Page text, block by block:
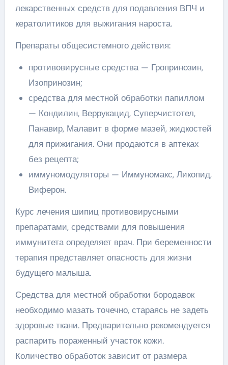
лекарственных средств для подавления ВПЧ и
кератолитиков для выжигания нароста.
Препараты общесистемного действия:
противовирусные средства — Гропринозин,
Изопринозин;
средства для местной обработки папиллом
— Кондилин, Веррукацид, Суперчистотел,
Панавир, Малавит в форме мазей, жидкостей
для прижигания. Они продаются в аптеках
без рецепта;
иммуномодуляторы — Иммуномакс, Ликопид,
Виферон.
Курс лечения шипиц противовирусными
препаратами, средствами для повышения
иммунитета определяет врач. При беременности
терапия представляет опасность для жизни
будущего малыша.
Средства для местной обработки бородавок
необходимо мазать точечно, стараясь не задеть
здоровые ткани. Предварительно рекомендуется
распарить пораженный участок кожи.
Количество обработок зависит от размера